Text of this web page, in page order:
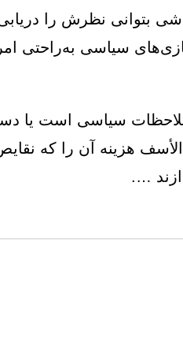
بتوانی نظرش را
سیاسی به‌راحتی امر
ملاحظات سیاسی است یا
هزینه آن را که
….